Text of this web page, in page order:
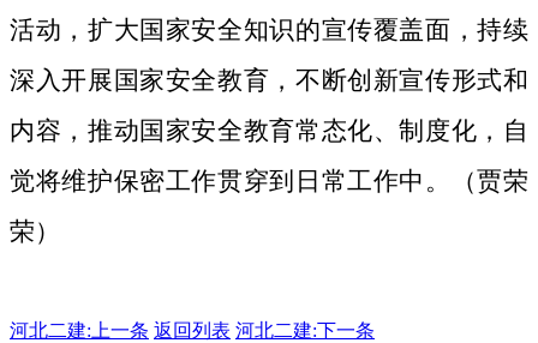
活动，扩大国家安全知识的宣传覆盖面，持续
深入开展国家安全教育，不断创新宣传形式和
内容，推动国家安全教育常态化、制度化，自
觉将维护保密工作贯穿到日常工作中。（贾荣
荣）
河北二建: 上一条 返回列表 河北二建:下一条